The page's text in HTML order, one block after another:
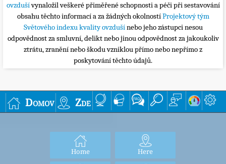
ovzdušívynaložil veškeré přiměřené schopnosti a péči při sestavování
obsahu těchto informací a za žádných okolnostíProjektový tým
Světového indexu kvality ovzdušínebo jeho zástupci nesou
odpovědnost za smluvní, delikt nebo jinou odpovědnost za jakoukoliv
ztrátu, zranění nebo škodu vzniklou přímo nebo nepřímo z
poskytování těchto údajů.
Domov Zde
Home Here